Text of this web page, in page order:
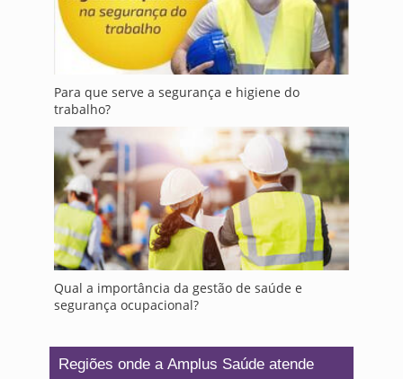
Para que serve a segurança e higiene do
trabalho?
Qual a importância da gestão de saúde e
segurança ocupacional?
Regiões onde a Amplus Saúde atende